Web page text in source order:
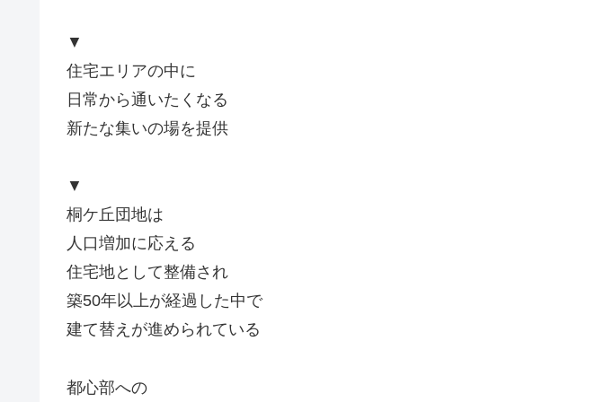
▼
住宅エリアの中に
日常から通いたくなる
新たな集いの場を提供
▼
桐ケ丘団地は
人口増加に応える
住宅地として整備され
築50年以上が経過した中で
建て替えが進められている
都心部への